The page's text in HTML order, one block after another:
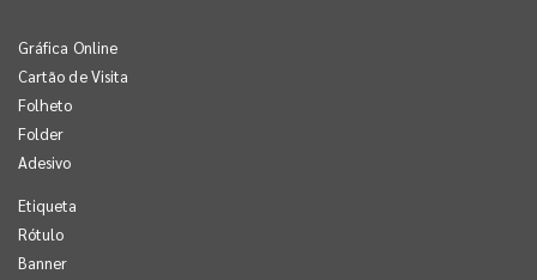
Gráfica Online
Cartão de Visita
Folheto
Folder
Adesivo
Etiqueta
Rótulo
Banner